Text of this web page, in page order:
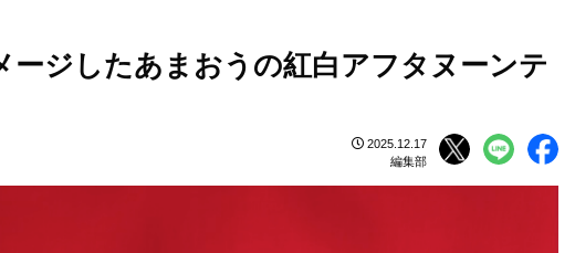
ージしたあまおうの紅白アフタヌーンテ
2025.12.17
編集部